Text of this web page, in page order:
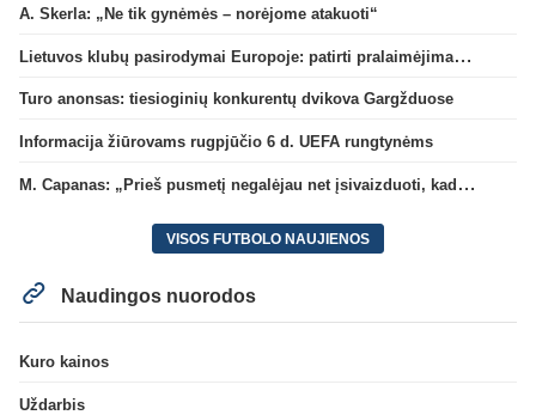
A. Skerla: „Ne tik gynėmės – norėjome atakuoti“
Lietuvos klubų pasirodymai Europoje: patirti pralaimėjimai Kroatijos atstovams
Turo anonsas: tiesioginių konkurentų dvikova Gargžduose
Informacija žiūrovams rugpjūčio 6 d. UEFA rungtynėms
M. Capanas: „Prieš pusmetį negalėjau net įsivaizduoti, kad žaisime prieš „Hajduk“
VISOS FUTBOLO NAUJIENOS
Naudingos nuorodos
Kuro kainos
Uždarbis